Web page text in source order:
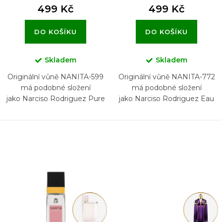
499 Kč
DO KOŠÍKU
Skladem
Originální vůně NANITA-599
má podobné složení
jako Narciso Rodriguez Pure
499 Kč
DO KOŠÍKU
Skladem
Originální vůně NANITA-772
má podobné složení
jako Narciso Rodriguez Eau